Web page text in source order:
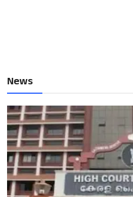
News